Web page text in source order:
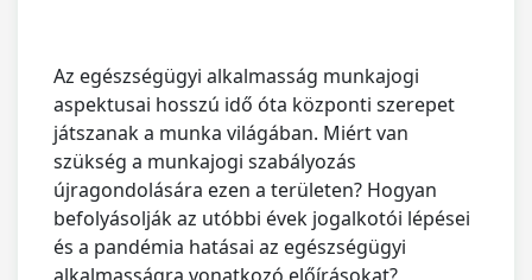
Az egészségügyi alkalmasság munkajogi
aspektusai hosszú idő óta központi szerepet
játszanak a munka világában. Miért van
szükség a munkajogi szabályozás
újragondolására ezen a területen? Hogyan
befolyásolják az utóbbi évek jogalkotói lépései
és a pandémia hatásai az egészségügyi